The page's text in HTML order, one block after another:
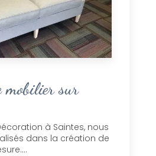
mobilier sur
à Saintes, nous
dans la création de